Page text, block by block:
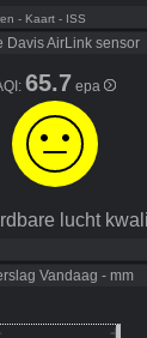
- Kaart - ISS
Davis AirLink sensor
65.7 epa
lucht
Vandaag - mm